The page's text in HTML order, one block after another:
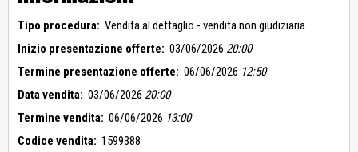
Tipo procedura: Vendita al dettaglio - vendita non giudiziaria
Inizio presentazione offerte: 03/06/2026 20:00
Termine presentazione offerte: 06/06/2026 12:50
Data vendita: 03/06/2026 20:00
Termine vendita: 06/06/2026 13:00
Codice vendita: 1599388